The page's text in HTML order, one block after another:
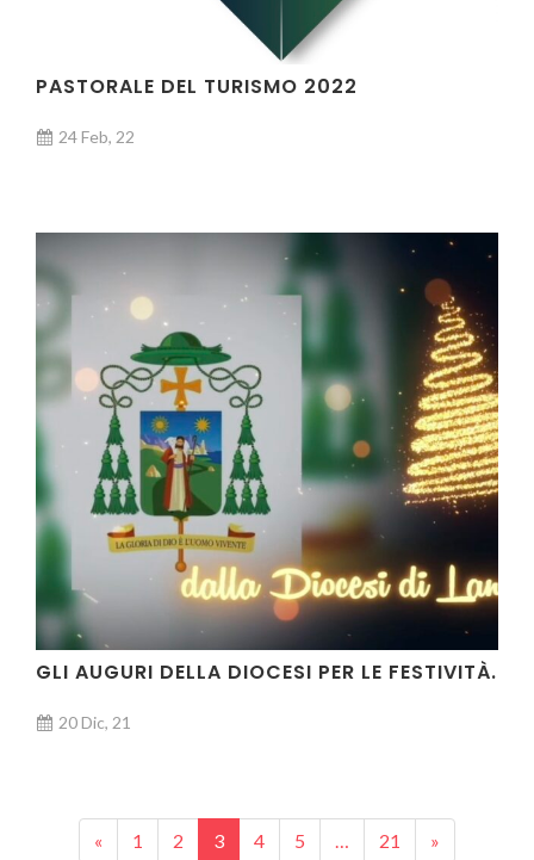
VIDEO
PASTORALE DEL TURISMO 2022
24 Feb, 22
GLI AUGURI DELLA DIOCESI PER LE FESTIVITÀ.
20 Dic, 21
Posts navigation
« 1 2 3 4 5 … 21 »